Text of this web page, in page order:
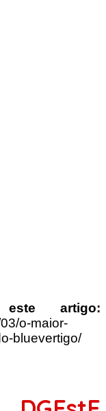
artigo:
o-maior-
bluevertigo/